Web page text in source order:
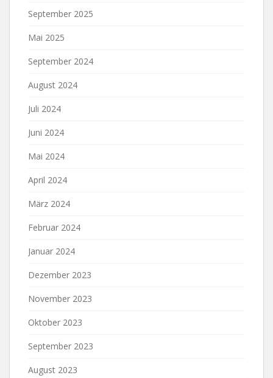
September 2025
Mai 2025
September 2024
August 2024
Juli 2024
Juni 2024
Mai 2024
April 2024
März 2024
Februar 2024
Januar 2024
Dezember 2023
November 2023
Oktober 2023
September 2023
August 2023